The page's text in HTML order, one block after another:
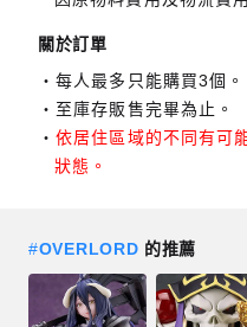
關於訂單
每人最多只能購買3個。
至庫存販售完畢為止。
依居住區域的不同有可
狀態。
#OVERLORD 的推薦